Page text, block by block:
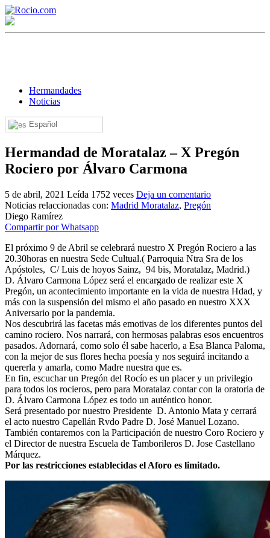
Hermandades
Noticias
Español
Hermandad de Moratalaz – X Pregón
Rociero por Álvaro Carmona
5 de abril, 2021 Leída 1752 veces Deja un comentario
Noticias relaccionadas con: Madrid Moratalaz, Pregón
Diego Ramírez
Compartir por Whatsapp
El próximo 9 de Abril se celebrará nuestro X Pregón Rociero a las
20.30horas en nuestra Sede Cultual.( Parroquia Ntra Sra de los
Apóstoles, C/ Luis de hoyos Sainz, 94 bis, Moratalaz, Madrid.)
D. Álvaro Carmona López será el encargado de realizar este X
Pregón, un acontecimiento importante en la vida de nuestra Hdad, y
más con la suspensión del mismo el año pasado en nuestro XXX
Aniversario por la pandemia.
Nos descubrirá las facetas más emotivas de los diferentes puntos del
camino rociero. Nos narrará, con hermosas palabras esos encuentros
pasados. Adornará, como solo él sabe hacerlo, a Esa Blanca Paloma,
con la mejor de sus flores hecha poesía y nos seguirá incitando a
quererla y amarla, como Madre nuestra que es.
En fin, escuchar un Pregón del Rocío es un placer y un privilegio
para todos los rocieros, pero para Moratalaz contar con la oratoria de
D. Álvaro Carmona López es todo un auténtico honor.
Será presentado por nuestro Presidente D. Antonio Mata y cerrará
el acto nuestro Capellán Rvdo Padre D. José Manuel Lozano.
También contaremos con la Participación de nuestro Coro Rociero y
el Director de nuestra Escuela de Tamborileros D. Jose Castellano
Márquez.
Por las restricciones establecidas el Aforo es limitado.
¡Bienvenido! Soy el asistente virtual de rocio.com.
¿En qué puedo ayudarte?
Historia de la Virgen del Rocío
¿Cuándo es la romería del Rocío?
¿Cuándo se construyó la primera ermita?
El traslado cada siete años
¿Cuales son los actos principales que se celebran en el
Quiero hacer el camino,¿que tengo que hacer?
En el Rocío, ¿dónde me alojo?